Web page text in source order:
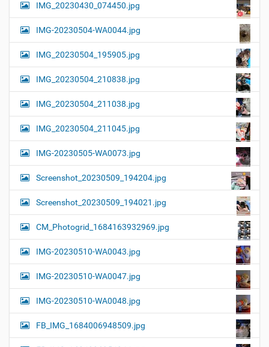
IMG_20230430_074450.jpg
IMG-20230504-WA0044.jpg
IMG_20230504_195905.jpg
IMG_20230504_210838.jpg
IMG_20230504_211038.jpg
IMG_20230504_211045.jpg
IMG-20230505-WA0073.jpg
Screenshot_20230509_194204.jpg
Screenshot_20230509_194021.jpg
CM_Photogrid_1684163932969.jpg
IMG-20230510-WA0043.jpg
IMG-20230510-WA0047.jpg
IMG-20230510-WA0048.jpg
FB_IMG_1684006948509.jpg